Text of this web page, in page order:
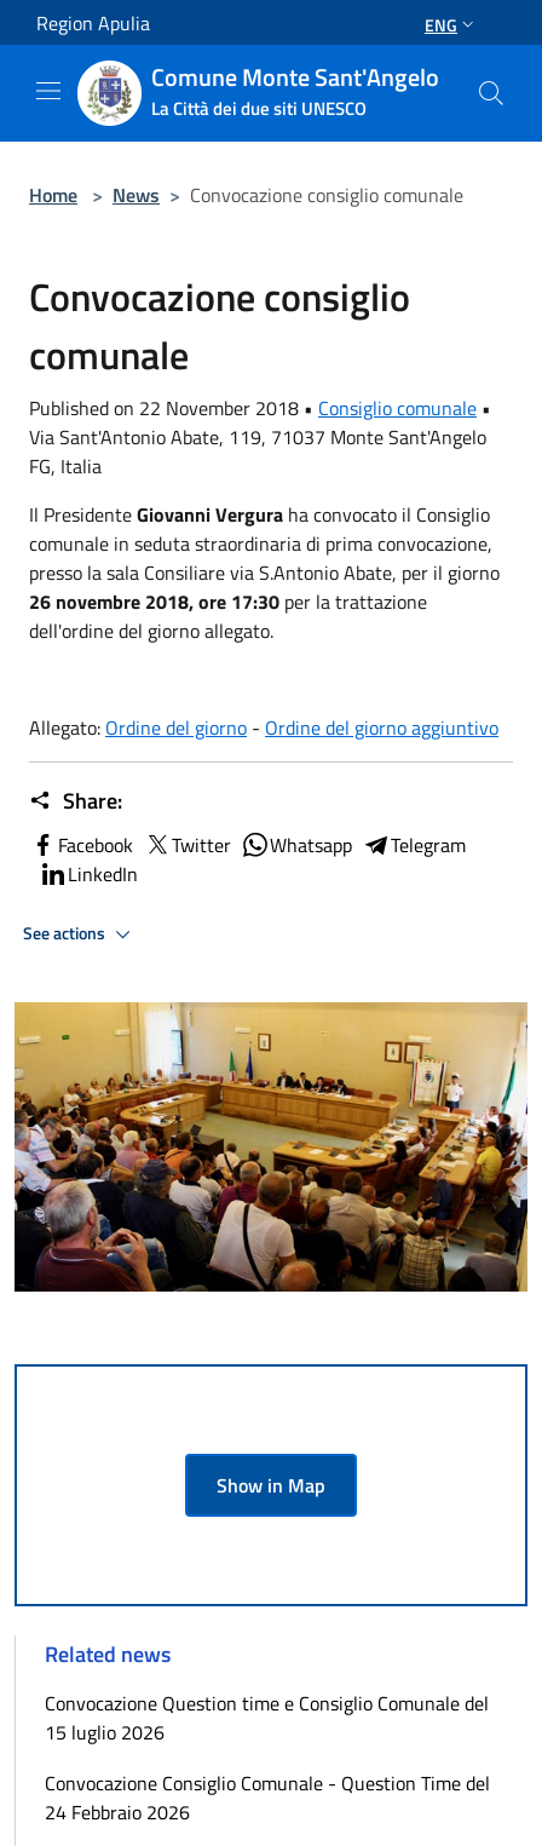
Salta al contenuto principale
Region Apulia ENG
Comune Monte Sant'Angelo
La Città dei due siti UNESCO
Home > News > Convocazione consiglio comunale
Convocazione consiglio
comunale
Published on 22 November 2018 • Consiglio comunale •
Via Sant'Antonio Abate, 119, 71037 Monte Sant'Angelo
FG, Italia
Il PresidenteGiovanni Vergura ha convocato il Consiglio
comunale in seduta straordinaria di prima convocazione,
presso la sala Consiliare via S.Antonio Abate, per il giorno
26 novembre 2018, ore 17:30 per la trattazione
dell'ordine del giorno allegato.
Allegato: Ordine del giorno - Ordine del giorno aggiuntivo
Share:
Facebook Twitter Whatsapp
Telegram
LinkedIn
See actions
Show in Map
Related news
Convocazione Question time e Consiglio Comunale del
15 luglio 2026
Convocazione Consiglio Comunale - Question Time del
24 Febbraio 2026